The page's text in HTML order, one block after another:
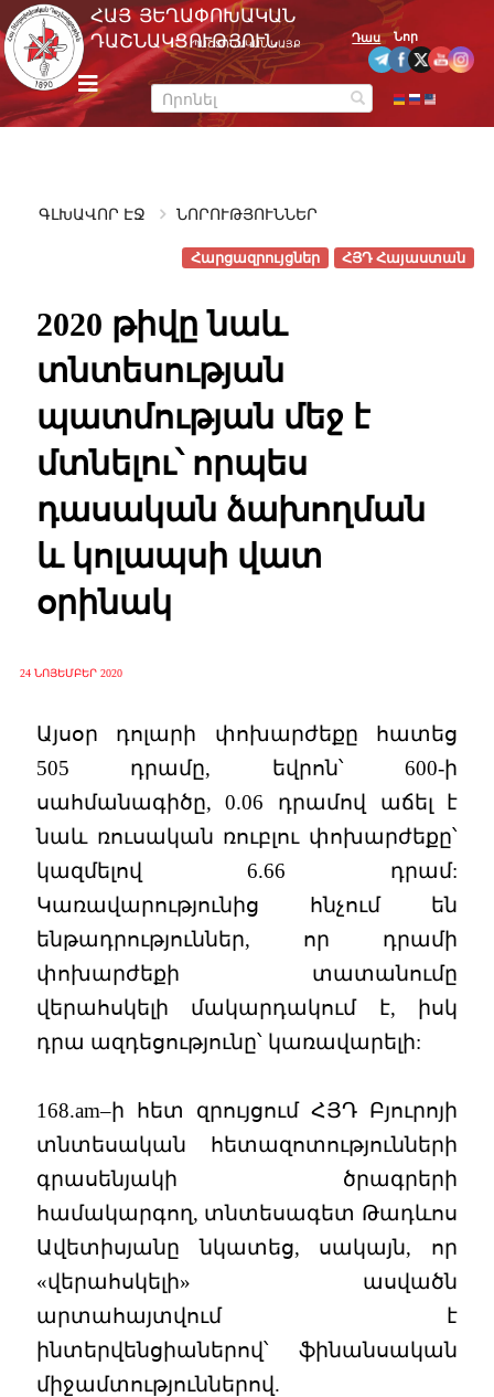
Skip
to
content
m
e
n
u
ՀԱՅ ՅԵՂԱՓՈԽԱԿԱՆ
ԴԱՇՆԱԿՑՈՒԹՅՈՒՆ
ՊԱՇՏՈՆԱԿԱՆ ԿԱՅՔ
Դաս Նոր
ԳԼԽԱՎՈՐ ԷՋ ՆՈՐՈՒԹՅՈՒՆՆԵՐ
ՀՅԴ Հայաստան
Հարցազրույցներ
2020 թիվը նաև
տնտեսության
պատմության մեջ է
մտնելու՝ որպես
դասական ձախողման
և կոլապսի վատ
օրինակ
24 ՆՈՅԵՄԲԵՐ 2020
Այսօր դոլարի փոխարժեքը հատեց
505 դրամը, եվրոն՝ 600-ի
սահմանագիծը, 0.06 դրամով աճել է
նաև ռուսական ռուբլու փոխարժեքը՝
կազմելով 6.66 դրամ:
Կառավարությունից հնչում են
ենթադրություններ, որ դրամի
փոխարժեքի տատանումը
վերահսկելի մակարդակում է, իսկ
դրա ազդեցությունը՝ կառավարելի:
168.am–ի հետ զրույցում ՀՅԴ Բյուրոյի
տնտեսական հետազոտությունների
գրասենյակի ծրագրերի
համակարգող, տնտեսագետ Թադևոս
Ավետիսյանը նկատեց, սակայն, որ
«վերահսկելի» ասվածն
արտահայտվում է
ինտերվենցիաներով՝ ֆինանսական
միջամտություններով.